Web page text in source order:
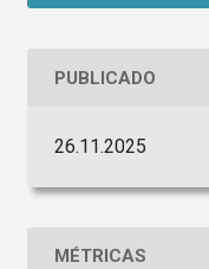
PUBLICADO
26.11.2025
MÉTRICAS